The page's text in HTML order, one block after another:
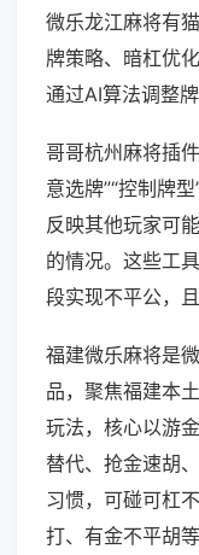
微乐龙江麻将有
牌策略、暗杠优
通过AI算法调整
哥哥杭州麻将插
意选牌”“控制牌
反映其他玩家可
的情况。这些工
段实现不平公，且
福建微乐麻将是
品，聚焦福建本
玩法，核心以游
替代、抢金速胡
习惯，可碰可杠
打、有金不平胡